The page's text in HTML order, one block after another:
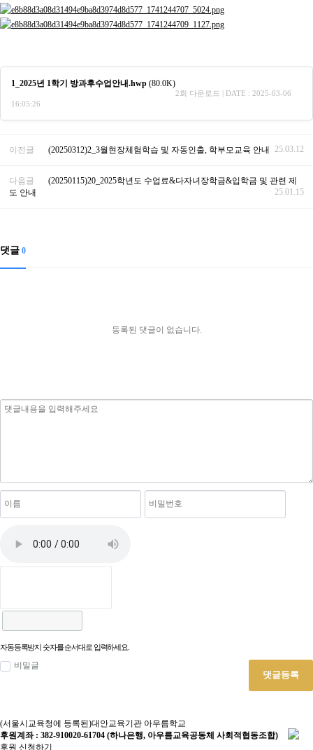
1_2025년 1학기 방과후수업안내.hwp (80.0K)
2회 다운로드 | DATE : 2025-03-06
16:05:26
이전글 (20250312)2_3월현장체험학습 및 자동인출, 학부모교육 안내 25.03.12
다음글
(20250115)20_2025학년도 수업료&다자녀장학금&입학금 및 관련 제
도 안내
25.01.15
댓글 0
등록된 댓글이 없습니다.
자동등록방지 숫자를 순서대로 입력하세요.
비밀글
댓글등록
(서울시교육청에 등록된)대안교육기관 아우름학교
후원계좌 : 382-910020-61704 (하나은행, 아우름교육공동체 사회적협동조합)
후원 신청하기